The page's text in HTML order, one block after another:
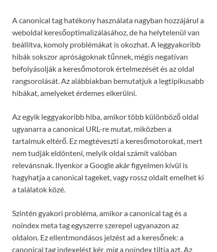
A canonical tag hatékony használata nagyban hozzájárul a
weboldal keresőoptimalizálásához, de ha helytelenül van
beállítva, komoly problémákat is okozhat. A leggyakoribb
hibák sokszor apróságoknak tűnnek, mégis negatívan
befolyásolják a keresőmotorok értelmezését és az oldal
rangsorolását. Az alábbiakban bemutatjuk a legtipikusabb
hibákat, amelyeket érdemes elkerülni.
Az egyik leggyakoribb hiba, amikor több különböző oldal
ugyanarra a canonical URL-re mutat, miközben a
tartalmuk eltérő. Ez megtéveszti a keresőmotorokat, mert
nem tudják eldönteni, melyik oldal számít valóban
relevánsnak. Ilyenkor a Google akár figyelmen kívül is
hagyhatja a canonical tageket, vagy rossz oldalt emelhet ki
a találatok közé.
Szintén gyakori probléma, amikor a canonical tag és a
noindex meta tag egyszerre szerepel ugyanazon az
oldalon. Ez ellentmondásos jelzést ad a keresőnek: a
canonical tag indexelést kér, míg a noindex tiltja azt. Az